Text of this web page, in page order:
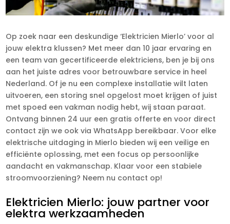
Op zoek naar een deskundige ‘Elektricien Mierlo’ voor al
jouw elektra klussen? Met meer dan 10 jaar ervaring en
een team van gecertificeerde elektriciens, ben je bij ons
aan het juiste adres voor betrouwbare service in heel
Nederland. Of je nu een complexe installatie wilt laten
uitvoeren, een storing snel opgelost moet krijgen of juist
met spoed een vakman nodig hebt, wij staan paraat.
Ontvang binnen 24 uur een gratis offerte en voor direct
contact zijn we ook via WhatsApp bereikbaar. Voor elke
elektrische uitdaging in Mierlo bieden wij een veilige en
efficiënte oplossing, met een focus op persoonlijke
aandacht en vakmanschap. Klaar voor een stabiele
stroomvoorziening? Neem nu contact op!
Elektricien Mierlo: jouw partner voor
elektra werkzaamheden